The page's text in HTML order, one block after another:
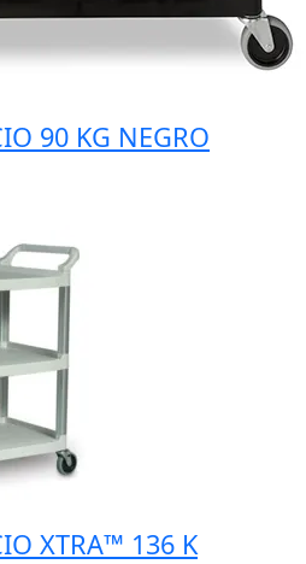
90 KG NEGRO
XTRA™ 136 K